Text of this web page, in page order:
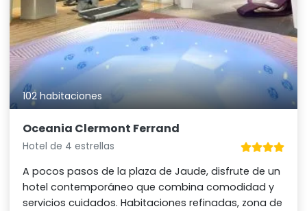
102 habitaciones
Oceania Clermont Ferrand
Hotel de 4 estrellas
A pocos pasos de la plaza de Jaude, disfrute de un
hotel contemporáneo que combina comodidad y
servicios cuidados. Habitaciones refinadas, zona de